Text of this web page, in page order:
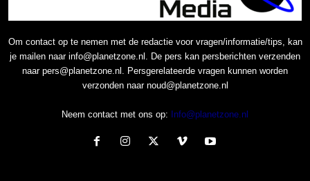
Om contact op te nemen met de redactie voor vragen/informatie/tips, kan
je mailen naar info@planetzone.nl. De pers kan persberichten verzenden
naar pers@planetzone.nl. Persgerelateerde vragen kunnen worden
verzonden naar noud@planetzone.nl
Neem contact met ons op: Info@planetzone.nl